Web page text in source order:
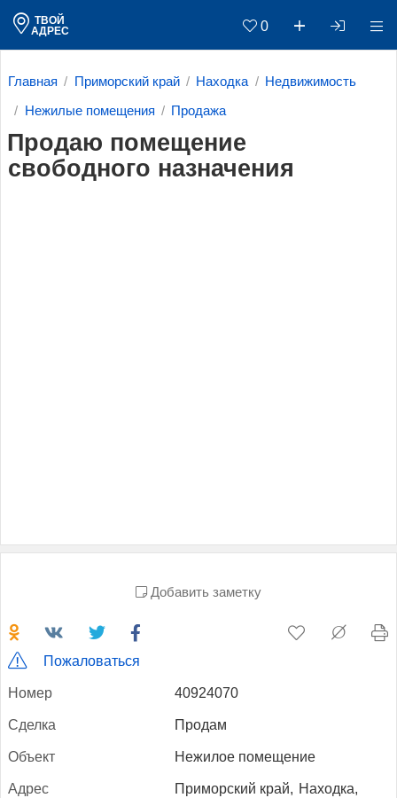
ТВОЙ
АДРЕС
0
Главная Приморский край Находка Недвижимость
Нежилые помещения Продажа
Продаю помещение
свободного назначения
Добавить заметку
Пожаловаться
Но­мер 40924070
Сдел­ка Продам
Объ­ект Нежилое помещение
Ад­рес Приморский край, Находка,